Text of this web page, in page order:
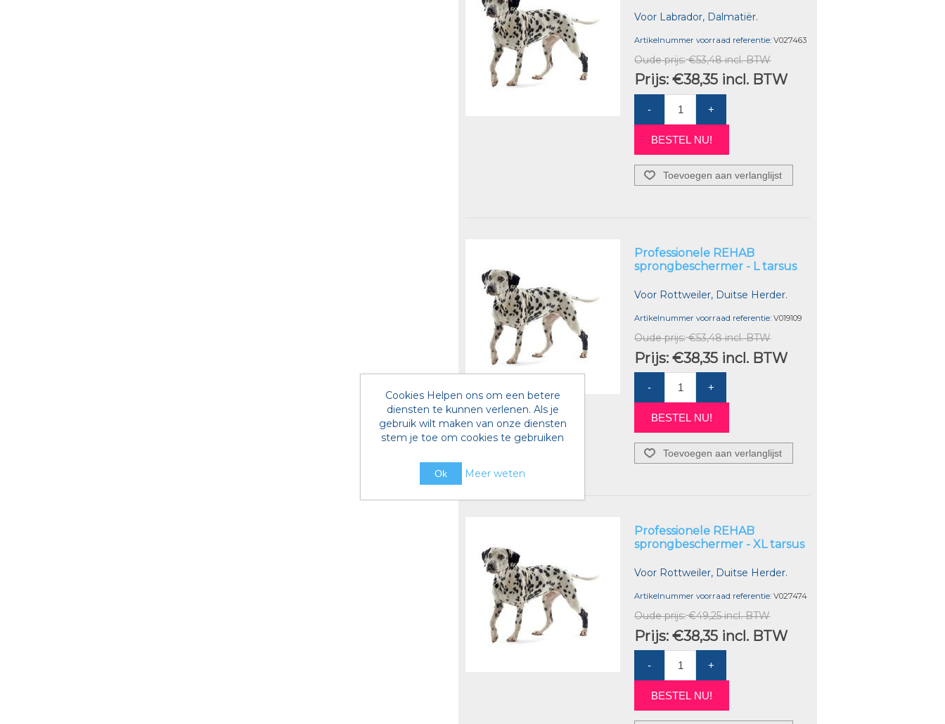
Voor Labrador, Dalmatiër.
Artikelnummer voorraad referentie: V027463
Oude prijs: €53,48 incl. BTW
Prijs: €38,35 incl. BTW
- +
BESTEL NU!
Toevoegen aan verlanglijst
Professionele REHAB
sprongbeschermer - L tarsus
Voor Rottweiler, Duitse Herder.
Artikelnummer voorraad referentie: V019109
Oude prijs: €53,48 incl. BTW
Prijs: €38,35 incl. BTW
- +
BESTEL NU!
Toevoegen aan verlanglijst
Professionele REHAB
sprongbeschermer - XL tarsus
Voor Rottweiler, Duitse Herder.
Artikelnummer voorraad referentie: V027474
Oude prijs: €49,25 incl. BTW
Prijs: €38,35 incl. BTW
- +
BESTEL NU!
Cookies Helpen ons om een betere
diensten te kunnen verlenen. Als je
gebruik wilt maken van onze diensten
stem je toe om cookies te gebruiken
Ok Meer weten